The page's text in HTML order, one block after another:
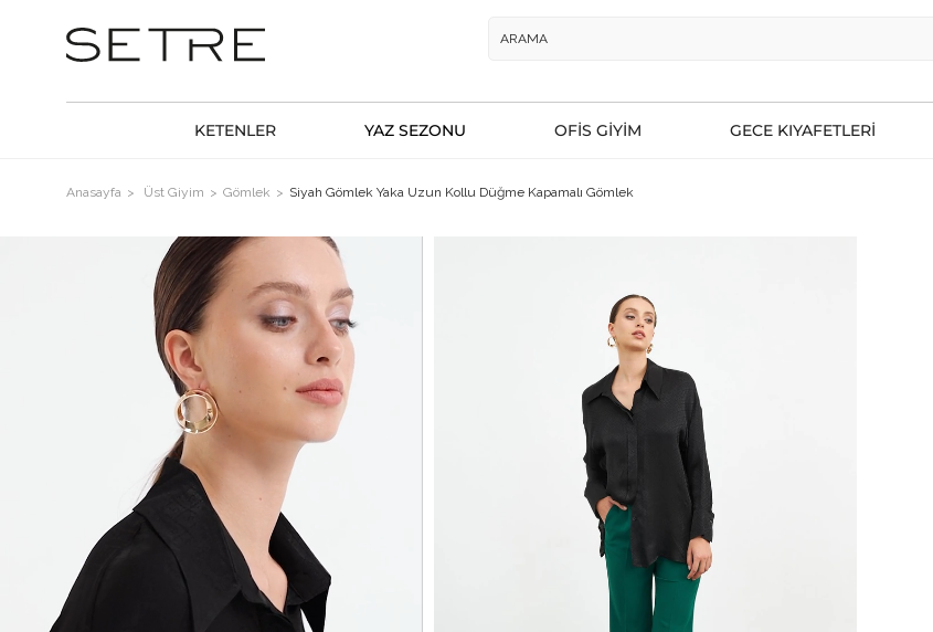
KETENLER YAZ SEZONU OFİS GİYİM GECE KIYAFETLERİ
Anasayfa Üst Giyim Gömlek Siyah Gömlek Yaka Uzun Kollu Düğme Kapamalı Gömlek